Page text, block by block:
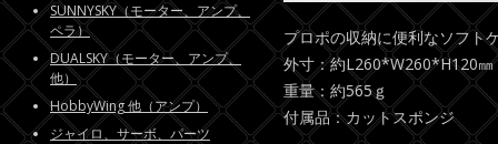
プロポの収納に便利なソフト
外寸：約L260*W260*H120㎜
重量：約565ｇ
付属品：カットスポンジ
SUNNYSKY（モーター、アンプ、
ペラ）
DUALSKY（モーター、アンプ、
他）
HobbyWing 他（アンプ）
ジャイロ、サーボ、パーツ